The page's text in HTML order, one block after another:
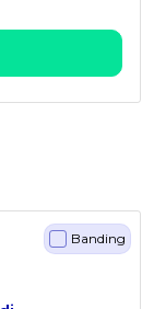
Banding